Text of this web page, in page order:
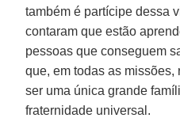
também é partícipe dessa
contaram que estão
pessoas que conseguem
que, em todas as
ser uma única grande
fraternidade universal.